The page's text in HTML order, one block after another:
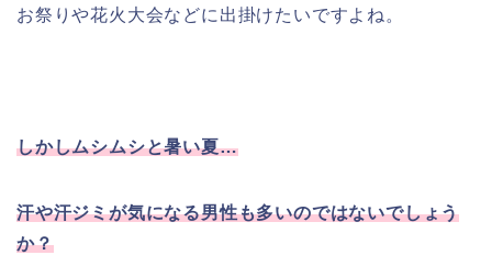
お祭りや花火大会などに出掛けたいですよね。
しかしムシムシと暑い夏…
汗や汗ジミが気になる男性も多いのではないでしょう
か？